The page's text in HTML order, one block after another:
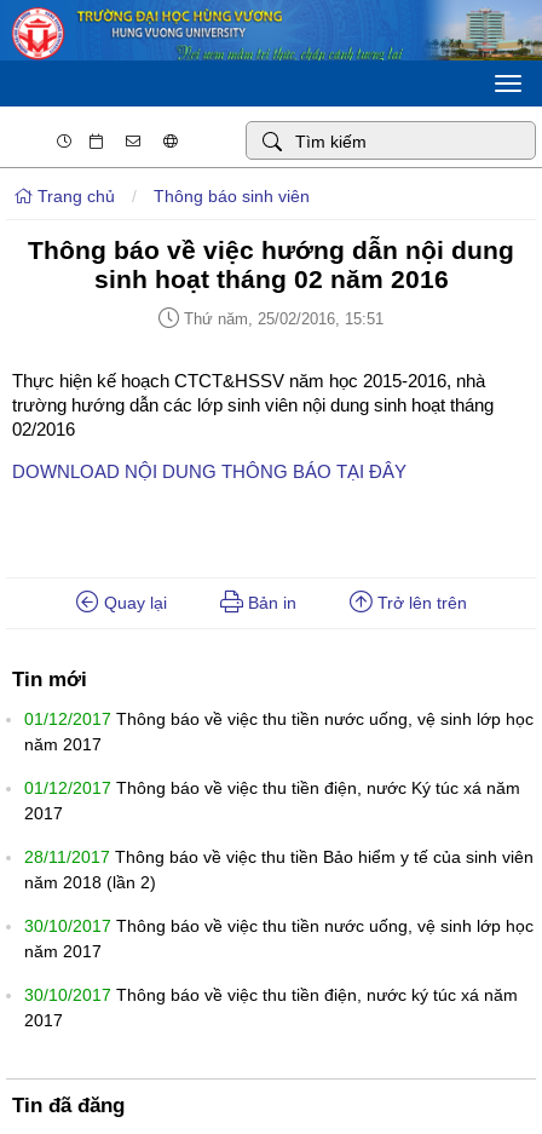
Trang chủ / Thông báo sinh viên
Thông báo về việc hướng dẫn nội dung
sinh hoạt tháng 02 năm 2016
Thứ năm, 25/02/2016, 15:51
Thực hiện kế hoạch CTCT&HSSV năm học 2015-2016, nhà
trường hướng dẫn các lớp sinh viên nội dung sinh hoạt tháng
02/2016
DOWNLOAD NỘI DUNG THÔNG BÁO TẠI ĐÂY
Quay lại Bản in Trở lên trên
Tin mới
01/12/2017 Thông báo về việc thu tiền nước uống, vệ sinh lớp học
năm 2017
01/12/2017 Thông báo về việc thu tiền điện, nước Ký túc xá năm
2017
28/11/2017 Thông báo về việc thu tiền Bảo hiểm y tế của sinh viên
năm 2018 (lần 2)
30/10/2017 Thông báo về việc thu tiền nước uống, vệ sinh lớp học
năm 2017
30/10/2017 Thông báo về việc thu tiền điện, nước ký túc xá năm
2017
Tin đã đăng